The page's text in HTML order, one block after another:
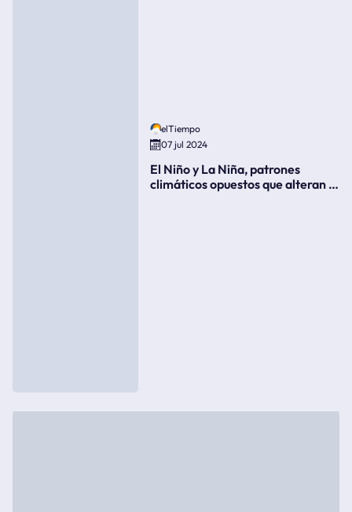
elTiempo
07 jul 2024
El Niño y La Niña, patrones
climáticos opuestos que alteran la